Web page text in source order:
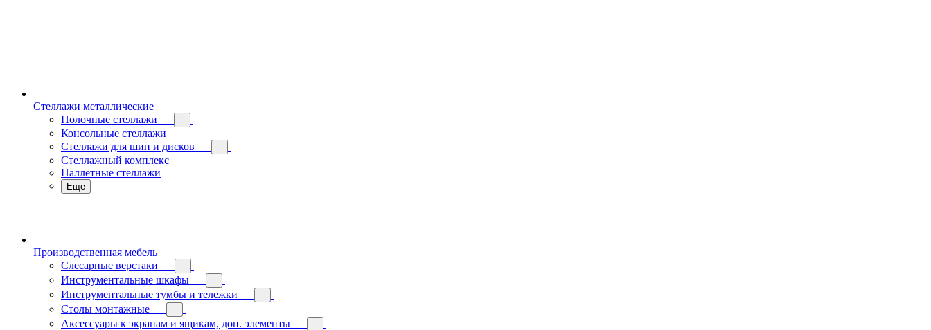
Стеллажи металлические
Полочные стеллажи
Консольные стеллажи
Стеллажи для шин и дисков
Стеллажный комплекс
Паллетные стеллажи
Еще
Производственная мебель
Слесарные верстаки
Инструментальные шкафы
Инструментальные тумбы и тележки
Столы монтажные
Аксессуары к экранам и ящикам, доп. элементы